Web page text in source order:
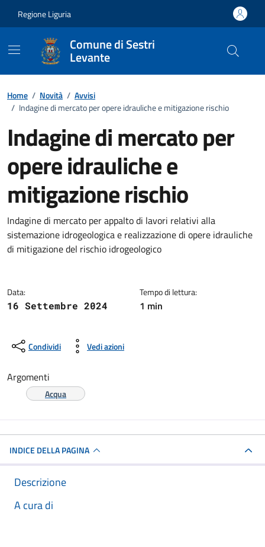
Regione Liguria
Comune di Sestri
Levante
Home / Novità / Avvisi
/ Indagine di mercato per opere idrauliche e mitigazione rischio
Indagine di mercato per
opere idrauliche e
mitigazione rischio
Dettagli della notizia
Indagine di mercato per appalto di lavori relativi alla
sistemazione idrogeologica e realizzazione di opere idrauliche
di mitigazione del rischio idrogeologico
Data:
16 Settembre 2024
Tempo di lettura:
1 min
Condividi Vedi azioni
Argomenti
Acqua
INDICE DELLA PAGINA
Descrizione
A cura di